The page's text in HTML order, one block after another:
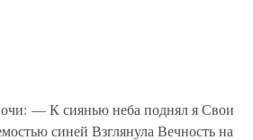
— К сиянью неба поднял я Свои
синей Взглянула Вечность на